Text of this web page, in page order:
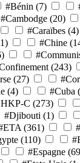
#Bénin (7)
#Cambodge (20)
#Caraïbes (4)
#Chine
(243)
(27)
(4) #Cuba
C (273)
#Djibouti (1)
(361)
(110)
#Espagne